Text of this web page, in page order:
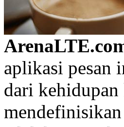
aplikasi pesan
dari